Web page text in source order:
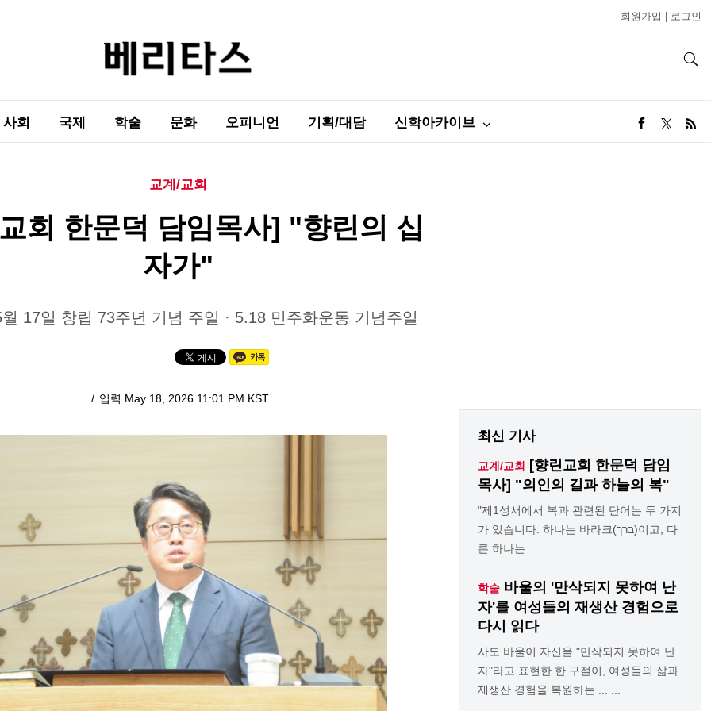
회원가입 로그인
사회 국제 학술 문화 오피니언 기획/대담 신학아카이브
교계/교회
회 한문덕 담임목사] "향린의 십
자가"
17일 창립 73주년 기념 주일 · 5.18 민주화운동 기념주일
입력 May 18, 2026 11:01 PM KST
최신 기사
교계/교회
[향린교회 한문덕 담임
목사] "의인의 길과 하늘의 복"
"제1성서에서 복과 관련된 단어는 두 가지
가 있습니다. 하나는 바라크(ברך)이고, 다
른 하나는 ...
학술 바울의 '만삭되지 못하여 난
자'를 여성들의 재생산 경험으로
다시 읽다
사도 바울이 자신을 "만삭되지 못하여 난
자"라고 표현한 한 구절이, 여성들의 삶과
재생산 경험을 복원하는 ... ...